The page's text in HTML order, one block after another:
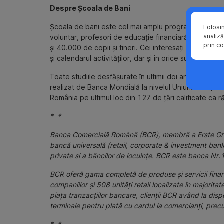
Despre Școala de Bani
Școala de bani este cel mai amplu program de
voluntar, profesori de educație financiară și au
și 40.000 de copii și tineri. Cei interesați se pot
și calendarul activităților, dar și în orice sucursală
Toate studiile desfășurate în ultimii doi ani,
realizat de Banca Mondială la nivelul Uniunii
România pe ultimul loc din 127 de țări calificate ca
* *
Banca Comercială Română (BCR), membră a Erste
bancă universală (retail, corporate & investment
private si a băncilor de locuinţe. BCR este banca
BCR oferă gama completă de produse şi servicii
companiilor şi 508 unităţi retail localizate în
piaţa tranzacţiilor bancare, clienţii BCR având la
terminale pentru plată cu cardul la comercianţi,
prin